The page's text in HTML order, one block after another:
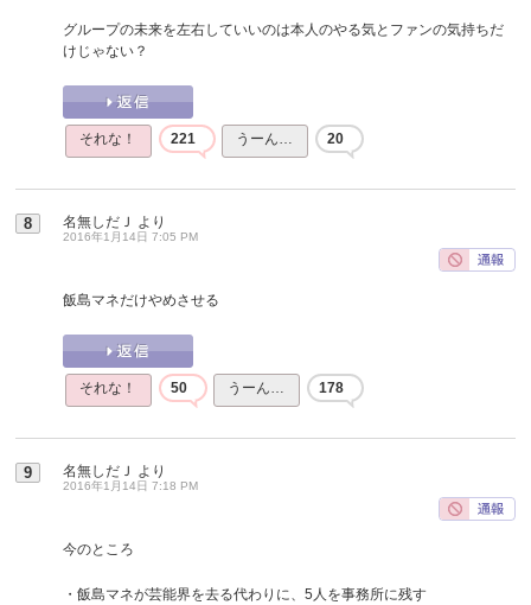
グループの未来を左右していいのは本人のやる気とファンの気持ちだ
けじゃない？
それな！ 221 うーん… 20
8 名無しだＪ より
2016年1月14日 7:05 PM
飯島マネだけやめさせる
それな！ 50 うーん… 178
9 名無しだＪ より
2016年1月14日 7:18 PM
今のところ
・飯島マネが芸能界を去る代わりに、5人を事務所に残す